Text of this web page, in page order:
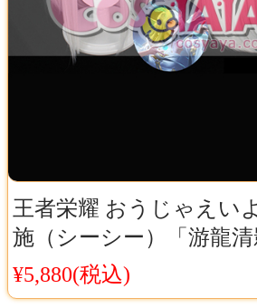
王者栄耀 おうじゃえい
施（シーシー）「游龍清
（ゆうりゅうせいえい）
スプレウィッグ Cosyaya
¥5,880(税込)